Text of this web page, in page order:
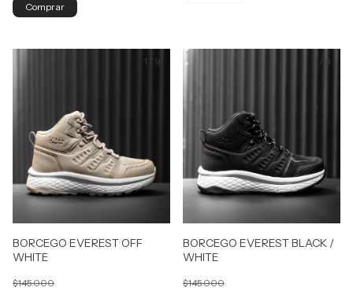
Comprar
1 9
BORCEGO EVEREST OFF
WHITE
$145.000
/ 9
BORCEGO EVEREST BLACK /
WHITE
$145.000